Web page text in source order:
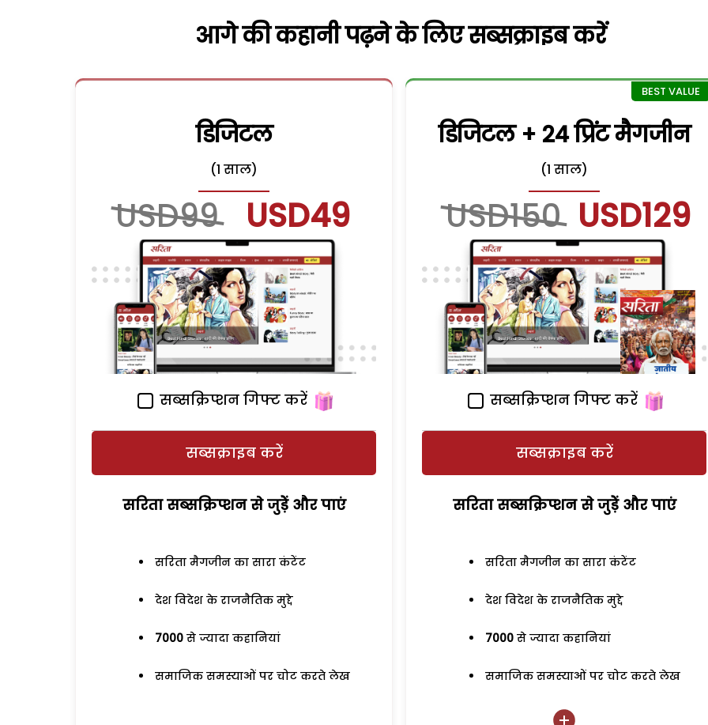
आगे की कहानी पढ़ने के लिए सब्सक्राइब करें
डिजिटल
(1 साल)
USD99 USD49
सब्सक्रिप्शन गिफ्ट करें
सब्सक्राइब करें
सरिता सब्सक्रिप्शन से जुड़ेें और पाएं
सरिता मैगजीन का सारा कंटेंट
देश विदेश के राजनैतिक मुद्दे
7000 से ज्यादा कहानियां
समाजिक समस्याओं पर चोट करते लेख
डिजिटल + 24 प्रिंट मैगजीन
(1 साल)
USD150 USD129
सब्सक्रिप्शन गिफ्ट करें
सब्सक्राइब करें
सरिता सब्सक्रिप्शन से जुड़ेें और पाएं
सरिता मैगजीन का सारा कंटेंट
देश विदेश के राजनैतिक मुद्दे
7000 से ज्यादा कहानियां
समाजिक समस्याओं पर चोट करते लेख